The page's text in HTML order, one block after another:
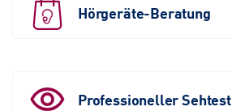
Hörgeräte-Beratung
Professioneller Sehtest